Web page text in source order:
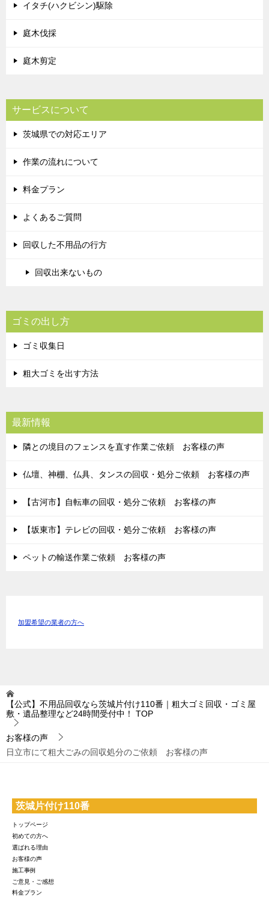
イタチ(ハクビシン)駆除
庭木伐採
庭木剪定
サービスについて
茨城県での対応エリア
作業の流れについて
料金プラン
よくあるご質問
回収した不用品の行方
回収出来ないもの
ゴミの出し方
ゴミ収集日
粗大ゴミを出す方法
最新情報
隣との境目のフェンスを直す作業ご依頼 お客様の声
仏壇、神棚、仏具、タンスの回収・処分ご依頼 お客様の声
【古河市】自転車の回収・処分ご依頼 お客様の声
【坂東市】テレビの回収・処分ご依頼 お客様の声
ペットの輸送作業ご依頼 お客様の声
加盟希望の業者の方へ
【公式】不用品回収なら茨城片付け110番｜粗大ゴミ回収・ゴミ屋
敷・遺品整理など24時間受付中！
TOP
お客様の声
日立市にて粗大ごみの回収処分のご依頼 お客様の声
茨城片付け110番
トップページ
初めての方へ
選ばれる理由
お客様の声
施工事例
ご意見・ご感想
料金プラン